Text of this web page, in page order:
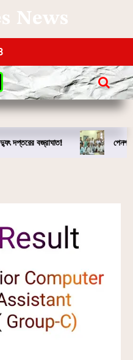
News
দপ্তরের বজ্রাঘাত! পেনশন